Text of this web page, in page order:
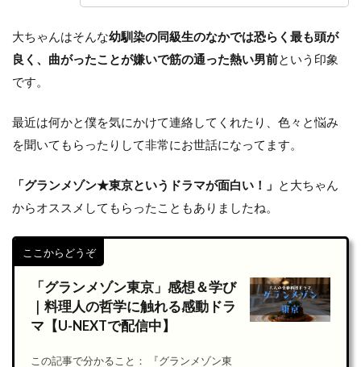
大ちゃんはそんな幼馴染の同級生のなかでは恐らく最も頭が
良く、曲がったことが嫌いで筋の通った熱い男前という印象
です。
最近は何かと僕を気にかけて連絡してくれたり、色々と悩み
を聞いてもらったりして非常にお世話になってます。
「グランメゾン★東京というドラマが面白い！」 と大ちゃん
からオススメしてもらったこともありましたね。
ここからどうぞ
「グランメゾン東京」感想＆学び
｜料理人の哲学に触れる感動ドラ
マ【U-NEXTで配信中】
この記事で分かること： 『グランメゾン東